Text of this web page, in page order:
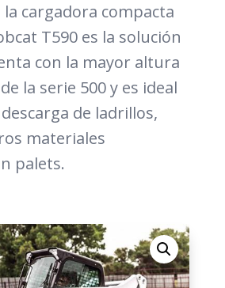
la cargadora compacta
T590 es la solución
con la mayor altura
la serie 500 y es ideal
de ladrillos,
materiales
palets.